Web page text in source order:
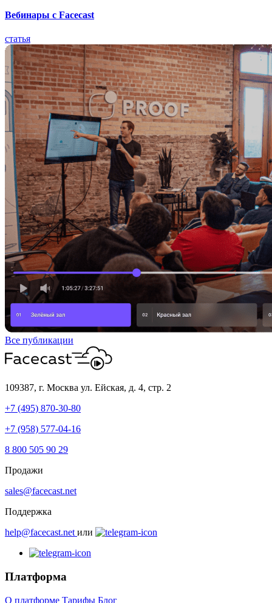
Вебинары с Facecast
статья
Все публикации
109387, г. Москва ул. Ейская, д. 4, стр. 2
+7 (495) 870-30-80
+7 (958) 577-04-16
8 800 505 90 29
Продажи
sales@facecast.net
Поддержка
help@facecast.net или
Платформа
О платформе Тарифы Блог